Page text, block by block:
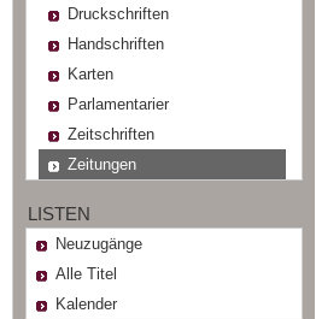
Druckschriften
Handschriften
Karten
Parlamentarier
Zeitschriften
Zeitungen
LISTEN
Neuzugänge
Alle Titel
Kalender